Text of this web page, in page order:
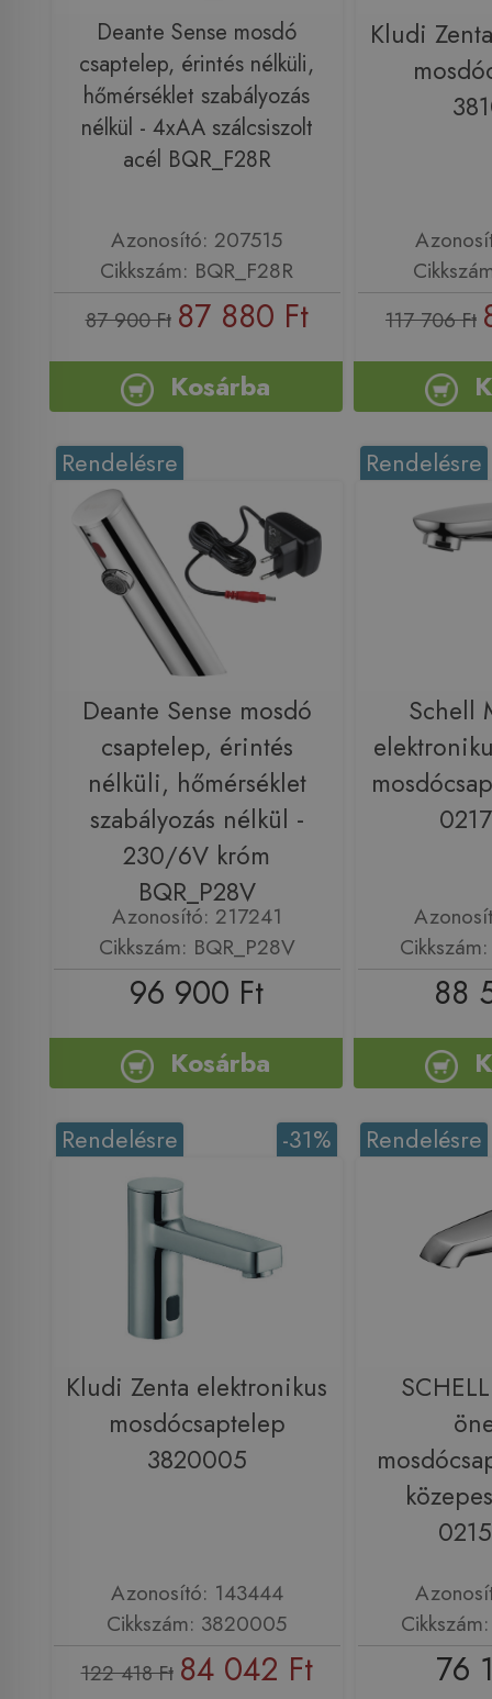
Deante Sense mosdó
csaptelep, érintés nélküli,
hőmérséklet szabályozás
nélkül - 4xAA szálcsiszolt
acél BQR_F28R
Azonosító: 207515
Cikkszám: BQR_F28R
87 900 Ft 87 880 Ft
Kosárba
Kludi
117 706 Ft
Rendelésre
Deante Sense mosdó
csaptelep, érintés
nélküli, hőmérséklet
szabályozás nélkül -
230/6V króm
BQR_P28V
Azonosító: 217241
Cikkszám: BQR_P28V
96 900 Ft
Kosárba
Rendelésre
Schell
88
-31%
Rendelésre
Kludi Zenta elektronikus
mosdócsaptelep
3820005
Azonosító: 143444
Cikkszám: 3820005
122 418 Ft 84 042 Ft
Rendelésre
76